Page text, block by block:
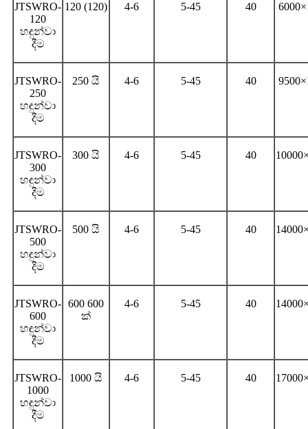
JTSWRO-
120
හඳුන්වා
දීම
120 (120) 4-6 5-45 40
JTSWRO-
250
හඳුන්වා
දීම
250 යි 4-6 5-45 40
JTSWRO-
300
හඳුන්වා
දීම
300 යි 4-6 5-45 40
JTSWRO-
500
හඳුන්වා
දීම
500 යි 4-6 5-45 40
JTSWRO-
600
හඳුන්වා
දීම
600 600
ක්
4-6 5-45 40
JTSWRO-
1000
හඳුන්වා
දීම
1000 යි 4-6 5-45 40